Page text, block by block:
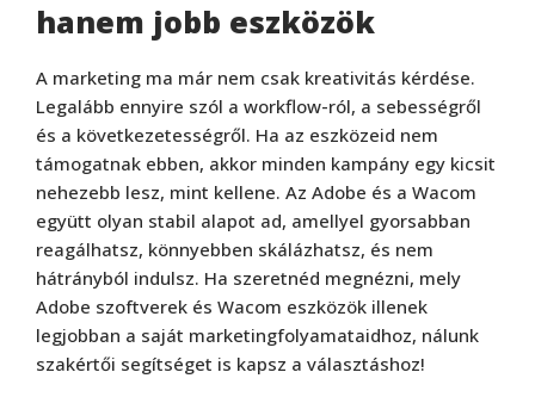
hanem jobb eszközök
A marketing ma már nem csak kreativitás kérdése.
Legalább ennyire szól a workflow-ról, a sebességről
és a következetességről. Ha az eszközeid nem
támogatnak ebben, akkor minden kampány egy kicsit
nehezebb lesz, mint kellene. Az Adobe és a Wacom
együtt olyan stabil alapot ad, amellyel gyorsabban
reagálhatsz, könnyebben skálázhatsz, és nem
hátrányból indulsz. Ha szeretnéd megnézni, mely
Adobe szoftverek és Wacom eszközök illenek
legjobban a saját marketingfolyamataidhoz, nálunk
szakértői segítséget is kapsz a választáshoz!